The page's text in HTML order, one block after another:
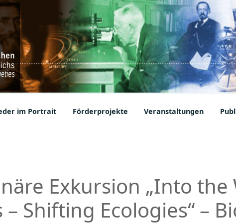
Societies
im Portrait Förderprojekte Veranstaltungen
Exkursion „Into the
– Shifting Ecologies“ –